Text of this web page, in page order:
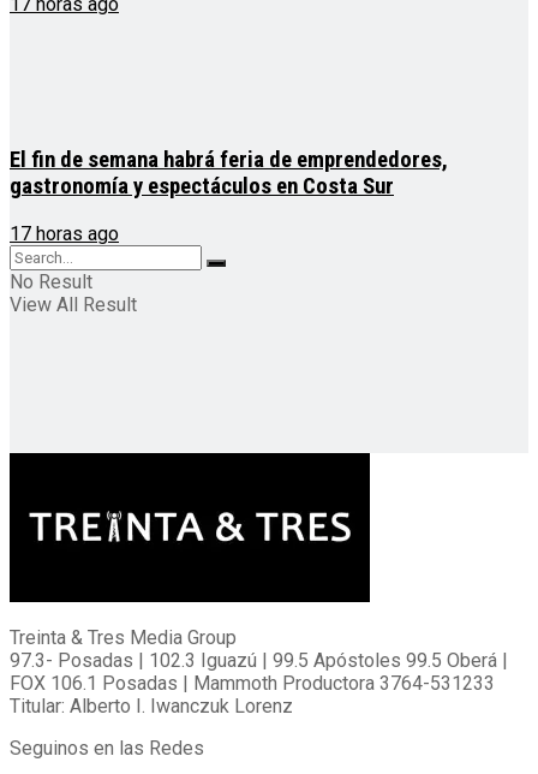
17 horas ago
El fin de semana habrá feria de emprendedores,
gastronomía y espectáculos en Costa Sur
17 horas ago
No Result
View All Result
Treinta & Tres Media Group
97.3- Posadas | 102.3 Iguazú | 99.5 Apóstoles 99.5 Oberá |
FOX 106.1 Posadas | Mammoth Productora 3764-531233
Titular: Alberto I. Iwanczuk Lorenz
Seguinos en las Redes